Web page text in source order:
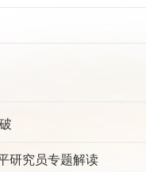
研究员专题解读